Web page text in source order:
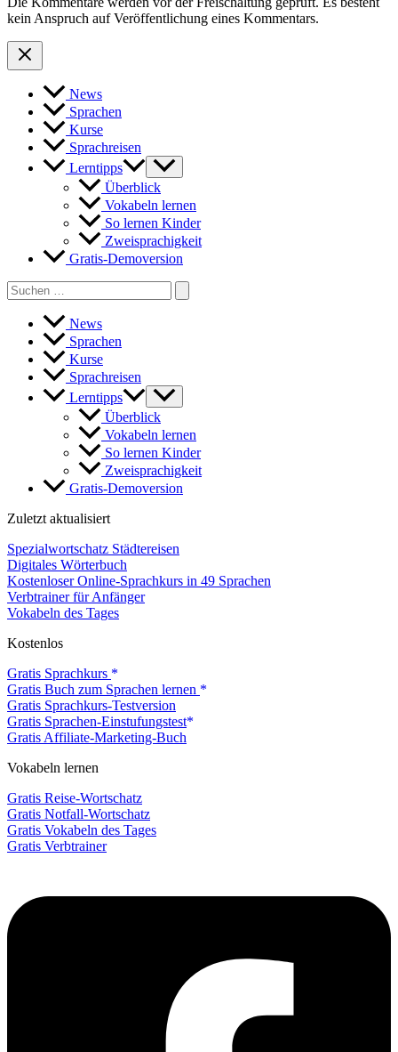
kein Anspruch auf Veröffentlichung eines Kommentars.
News
Sprachen
Kurse
Sprachreisen
Lerntipps
Überblick
Vokabeln lernen
So lernen Kinder
Zweisprachigkeit
Gratis-Demoversion
Search
for:
News
Sprachen
Kurse
Sprachreisen
Lerntipps
Überblick
Vokabeln lernen
So lernen Kinder
Zweisprachigkeit
Gratis-Demoversion
Zuletzt aktualisiert
Spezialwortschatz Städtereisen
Digitales Wörterbuch
Kostenloser Online-Sprachkurs in 49 Sprachen
Verbtrainer für Anfänger
Vokabeln des Tages
Kostenlos
Gratis Sprachkurs
Gratis Buch zum Sprachen lernen
Gratis Sprachkurs-Testversion
Gratis Sprachen-Einstufungstest
Gratis Affiliate-Marketing-Buch
Vokabeln lernen
Gratis Reise-Wortschatz
Gratis Notfall-Wortschatz
Gratis Vokabeln des Tages
Gratis Verbtrainer